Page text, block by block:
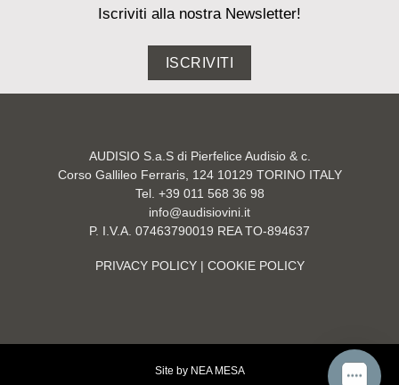
Iscriviti alla nostra Newsletter!
ISCRIVITI
AUDISIO S.a.S di Pierfelice Audisio & c.
Corso Gallileo Ferraris, 124 10129 TORINO ITALY
Tel. +39 011 568 36 98
info@audisiovini.it
P. I.V.A. 07463790019 REA TO-894637
PRIVACY POLICY| COOKIE POLICY
Site by NEA MESA